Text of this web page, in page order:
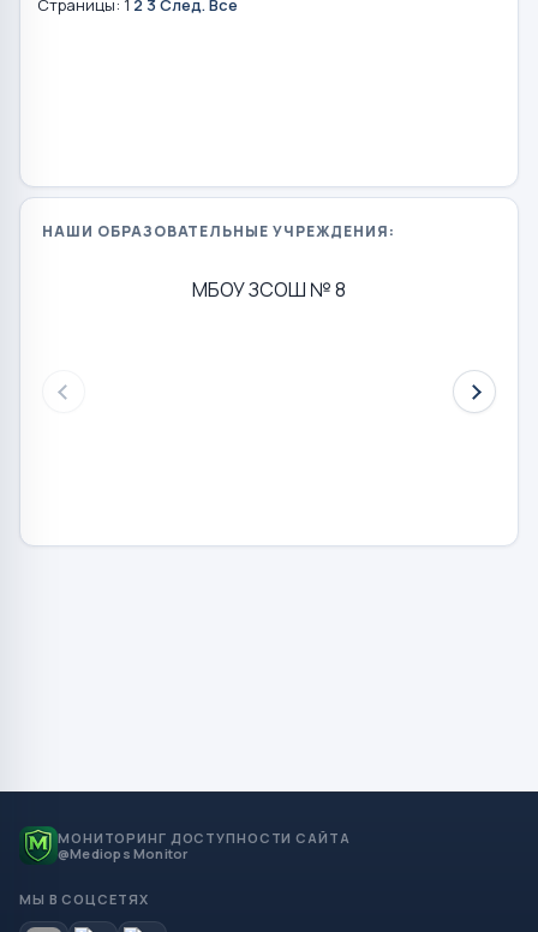
Страницы: 1 2 3След.Все
НАШИ ОБРАЗОВАТЕЛЬНЫЕ УЧРЕЖДЕНИЯ:
МБОУ ЗСОШ № 8
МОНИТОРИНГ ДОСТУПНОСТИ САЙТА
@Mediops Monitor
МЫ В СОЦСЕТЯХ